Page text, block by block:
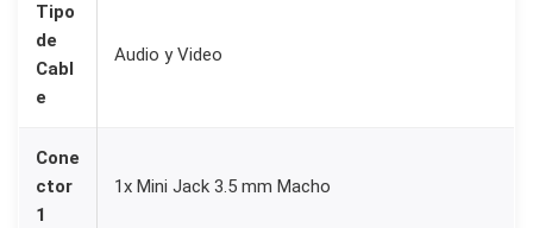
Tipo
de
Cabl
e
Audio y Video
Cone
ctor
1
1x Mini Jack 3.5 mm Macho